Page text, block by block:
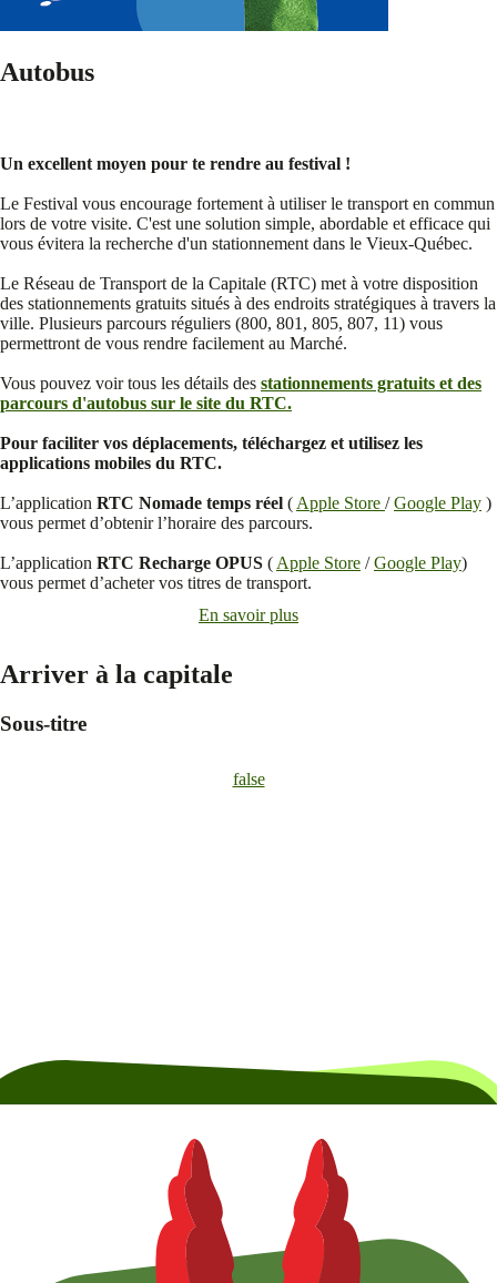
Autobus
Un excellent moyen pour te rendre au festival !
Le Festival vous encourage fortement à utiliser le transport en commun
lors de votre visite. C'est une solution simple, abordable et efficace qui
vous évitera la recherche d'un stationnement dans le Vieux-Québec.
Le Réseau de Transport de la Capitale (RTC) met à votre disposition
des stationnements gratuits situés à des endroits stratégiques à travers la
ville. Plusieurs parcours réguliers (800, 801, 805, 807, 11) vous
permettront de vous rendre facilement au Marché.
Vous pouvez voir tous les détails des stationnements gratuits et des
parcours d'autobus sur le site du RTC.
Pour faciliter vos déplacements, téléchargez et utilisez les
applications mobiles du RTC.
L’application RTC Nomade temps réel ( Apple Store /Google Play )
vous permet d’obtenir l’horaire des parcours.
L’application RTC Recharge OPUS ( Apple Store /Google Play)
vous permet d’acheter vos titres de transport.
En savoir plus
Arriver à la capitale
Sous-titre
false